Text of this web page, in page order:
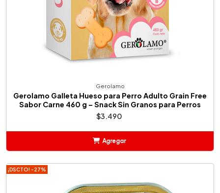
Gerolamo
Gerolamo Galleta Hueso para Perro Adulto Grain Free
Sabor Carne 460 g – Snack Sin Granos para Perros
$3.490
Agregar
¡DSCTO! -27%